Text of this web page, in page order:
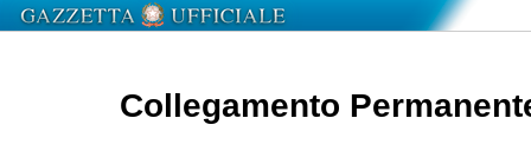
Collegamento